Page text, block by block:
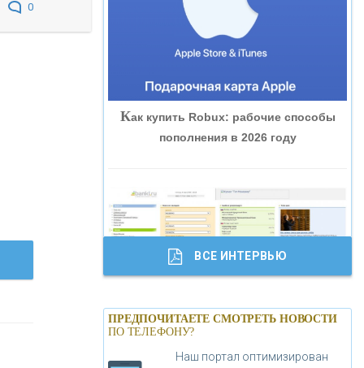
0
«ВНЕШПРОМБАНК»
«БАНК ГЛОБЭКС»
«ТРАСТ»
«ГАЗПРОМБАНК»
«МОСКОВСКИЙ КРЕДИТНЫЙ
БАНК»
Как купить Robux: рабочие способы
пополнения в 2026 году
Банки.ру обновил логотип впервые за
19 лет - «Лента новостей»
ВСЕ ИНТЕРВЬЮ
ПРЕДПОЧИТАЕТЕ СМОТРЕТЬ НОВОСТИ
ПО ТЕЛЕФОНУ?
Наш портал оптимизирован